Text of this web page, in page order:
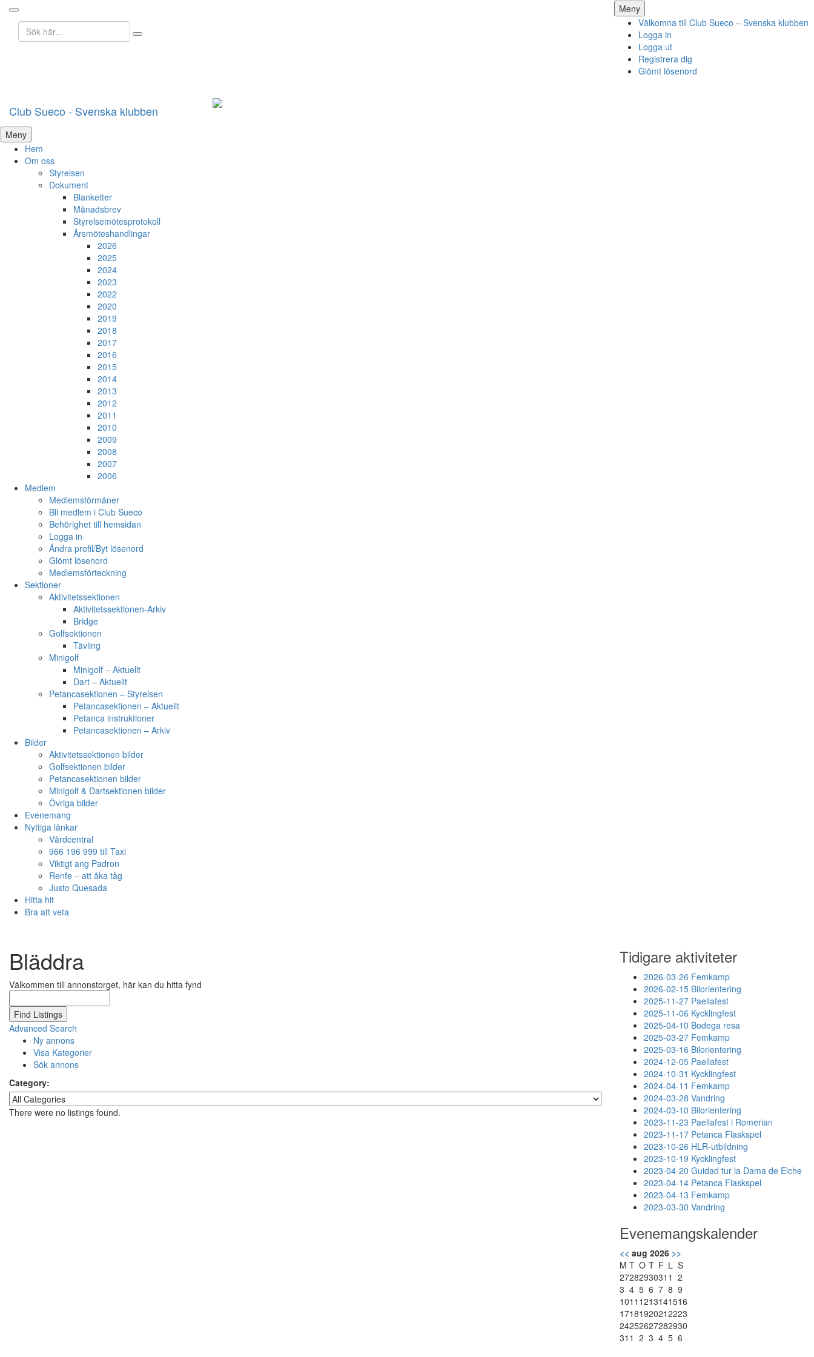
Meny Hoppa
till
innehåll
Välkomna till Club Sueco – Svenska klubben
Logga in
Logga ut
Registrera dig
Glömt lösenord
Sök
efter:
Club Sueco - Svenska klubben
Meny Hoppa
till
innehåll
Hem
Om oss
Styrelsen
Dokument
Blanketter
Månadsbrev
Styrelsemötesprotokoll
Årsmöteshandlingar
2026
2025
2024
2023
2022
2020
2019
2018
2017
2016
2015
2014
2013
2012
2011
2010
2009
2008
2007
2006
Medlem
Medlemsförmåner
Bli medlem i Club Sueco
Behörighet till hemsidan
Logga in
Ändra profil/Byt lösenord
Glömt lösenord
Medlemsförteckning
Sektioner
Aktivitetssektionen
Aktivitetssektionen-Arkiv
Bridge
Golfsektionen
Tävling
Minigolf
Minigolf – Aktuellt
Dart – Aktuellt
Petancasektionen – Styrelsen
Petancasektionen – Aktuellt
Petanca instruktioner
Petancasektionen – Arkiv
Bilder
Aktivitetssektionen bilder
Golfsektionen bilder
Petancasektionen bilder
Minigolf & Dartsektionen bilder
Övriga bilder
Evenemang
Nyttiga länkar
Vårdcentral
966 196 999 till Taxi
Viktigt ang Padron
Renfe – att åka tåg
Justo Quesada
Hitta hit
Bra att veta
Bläddra
Välkommen till annonstorget, här kan du hitta fynd
for:
Advanced Search
Ny annons
Visa Kategorier
Sök annons
Category:
There were no listings found.
Tidigare aktiviteter
2026-03-26 Femkamp
2026-02-15 Bilorientering
2025-11-27 Paellafest
2025-11-06 Kycklingfest
2025-04-10 Bodega resa
2025-03-27 Femkamp
2025-03-16 Bilorientering
2024-12-05 Paellafest
2024-10-31 Kycklingfest
2024-04-11 Femkamp
2024-03-28 Vandring
2024-03-10 Bilorientering
2023-11-23 Paellafest i Romerian
2023-11-17 Petanca Flaskspel
2023-10-26 HLR-utbildning
2023-10-19 Kycklingfest
2023-04-20 Guidad tur la Dama de Elche
2023-04-14 Petanca Flaskspel
2023-04-13 Femkamp
2023-03-30 Vandring
Evenemangskalender
<< aug 2026 >>
M T O T F L S
2728293031 1 2
3 4 5 6 7 8 9
1011 1213141516
17181920212223
24252627282930
31 1 2 3 4 5 6